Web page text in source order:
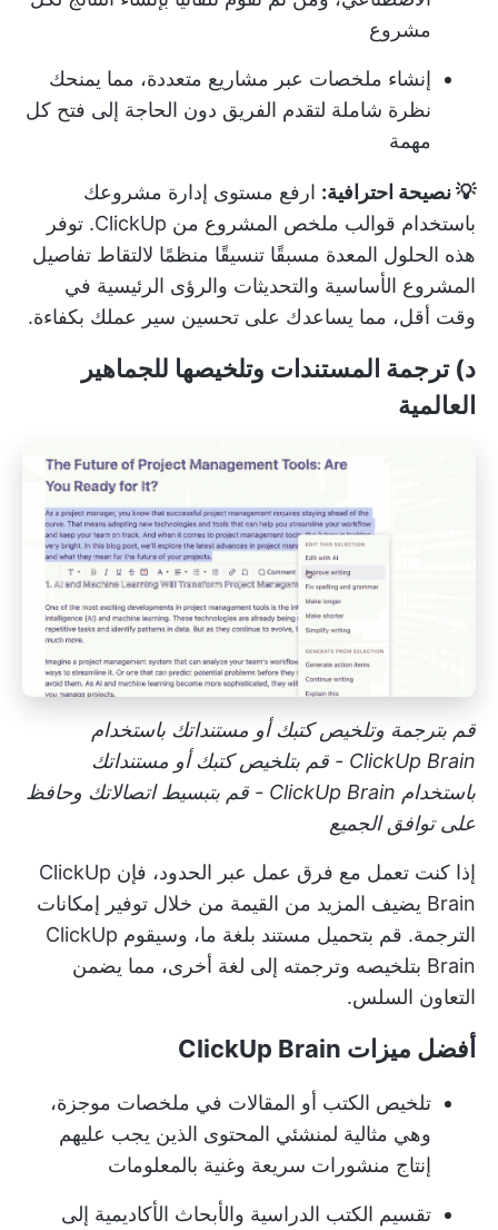
مشروع
إنشاء ملخصات عبر مشاريع متعددة، مما يمنحك
نظرة شاملة لتقدم الفريق دون الحاجة إلى فتح كل
مهمة
💡 نصيحة احترافية: ارفع مستوى إدارة مشروعك
باستخدام قوالب ملخص المشروع من ClickUp.
توفر
هذه الحلول المعدة مسبقًا تنسيقًا منظمًا لالتقاط تفاصيل
المشروع الأساسية والتحديثات والرؤى الرئيسية في
وقت أقل، مما يساعدك على تحسين سير عملك بكفاءة.
د) ترجمة المستندات وتلخيصها للجماهير
العالمية
قم بترجمة وتلخيص كتبك أو مستنداتك باستخدام
ClickUp Brain - قم بتلخيص كتبك أو مستنداتك
باستخدام ClickUp Brain - قم بتبسيط اتصالاتك وحافظ
على توافق الجميع
إذا كنت تعمل مع فرق عمل عبر الحدود، فإن ClickUp
Brain يضيف المزيد من القيمة من خلال توفير إمكانات
الترجمة. قم بتحميل مستند بلغة ما، وسيقوم ClickUp
Brain بتلخيصه وترجمته إلى لغة أخرى، مما يضمن
التعاون السلس.
أفضل ميزات ClickUp Brain
تلخيص الكتب أو المقالات في ملخصات موجزة،
وهي مثالية لمنشئي المحتوى الذين يجب عليهم
إنتاج منشورات سريعة وغنية بالمعلومات
تقسيم الكتب الدراسية والأبحاث الأكاديمية إلى